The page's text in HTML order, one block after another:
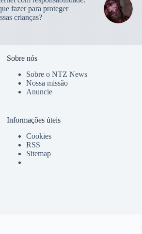
fazer para proteger
crianças?
Sobre nós
Sobre o NTZ News
Nossa missão
Anuncie
Informações úteis
Cookies
RSS
Sitemap